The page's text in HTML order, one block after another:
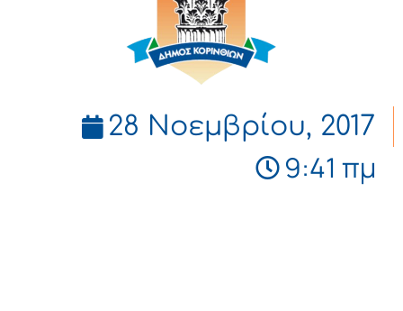
28 Νοεμβρίου, 2017
9:41 πμ